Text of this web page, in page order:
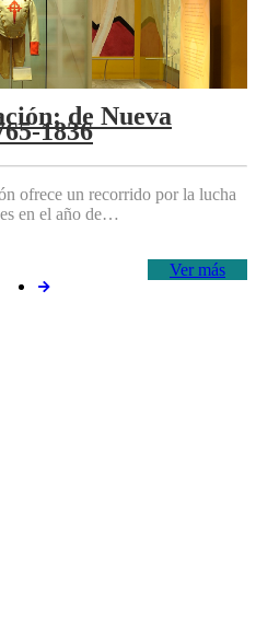
de Nueva
1836
ofrece un recorrido por la lucha
en el año de…
Ver más